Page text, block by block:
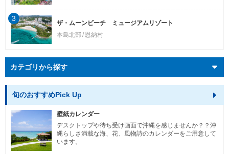
ザ・ムーンビーチ ミュージアムリゾート
本島北部 恩納村
3
カテゴリから探す
旬のおすすめPick Up
壁紙カレンダー
デスクトップや待ち受け画面で沖縄を感じませんか？？沖
縄らしさ満載な海、花、風物詩のカレンダーをご用意して
います。